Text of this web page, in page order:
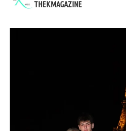
THEKMAGAZINE